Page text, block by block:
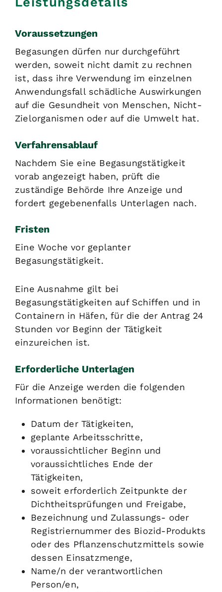
Voraussetzungen
Begasungen dürfen nur durchgeführt
werden, soweit nicht damit zu rechnen
ist, dass ihre Verwendung im einzelnen
Anwendungsfall schädliche Auswirkungen
auf die Gesundheit von Menschen, Nicht-
Zielorganismen oder auf die Umwelt hat.
Verfahrensablauf
Nachdem Sie eine Begasungstätigkeit
vorab angezeigt haben, prüft die
zuständige Behörde Ihre Anzeige und
fordert gegebenenfalls Unterlagen nach.
Fristen
Eine Woche vor geplanter
Begasungstätigkeit.
Eine Ausnahme gilt bei
Begasungstätigkeiten auf Schiffen und in
Containern in Häfen, für die der Antrag 24
Stunden vor Beginn der Tätigkeit
einzureichen ist.
Erforderliche Unterlagen
Für die Anzeige werden die folgenden
Informationen benötigt:
Datum der Tätigkeiten,
geplante Arbeitsschritte,
voraussichtlicher Beginn und
voraussichtliches Ende der
Tätigkeiten,
soweit erforderlich Zeitpunkte der
Dichtheitsprüfungen und Freigabe,
Bezeichnung und Zulassungs- oder
Registriernummer des Biozid-Produkts
oder des Pflanzenschutzmittels sowie
dessen Einsatzmenge,
Name/n der verantwortlichen
Person/en,